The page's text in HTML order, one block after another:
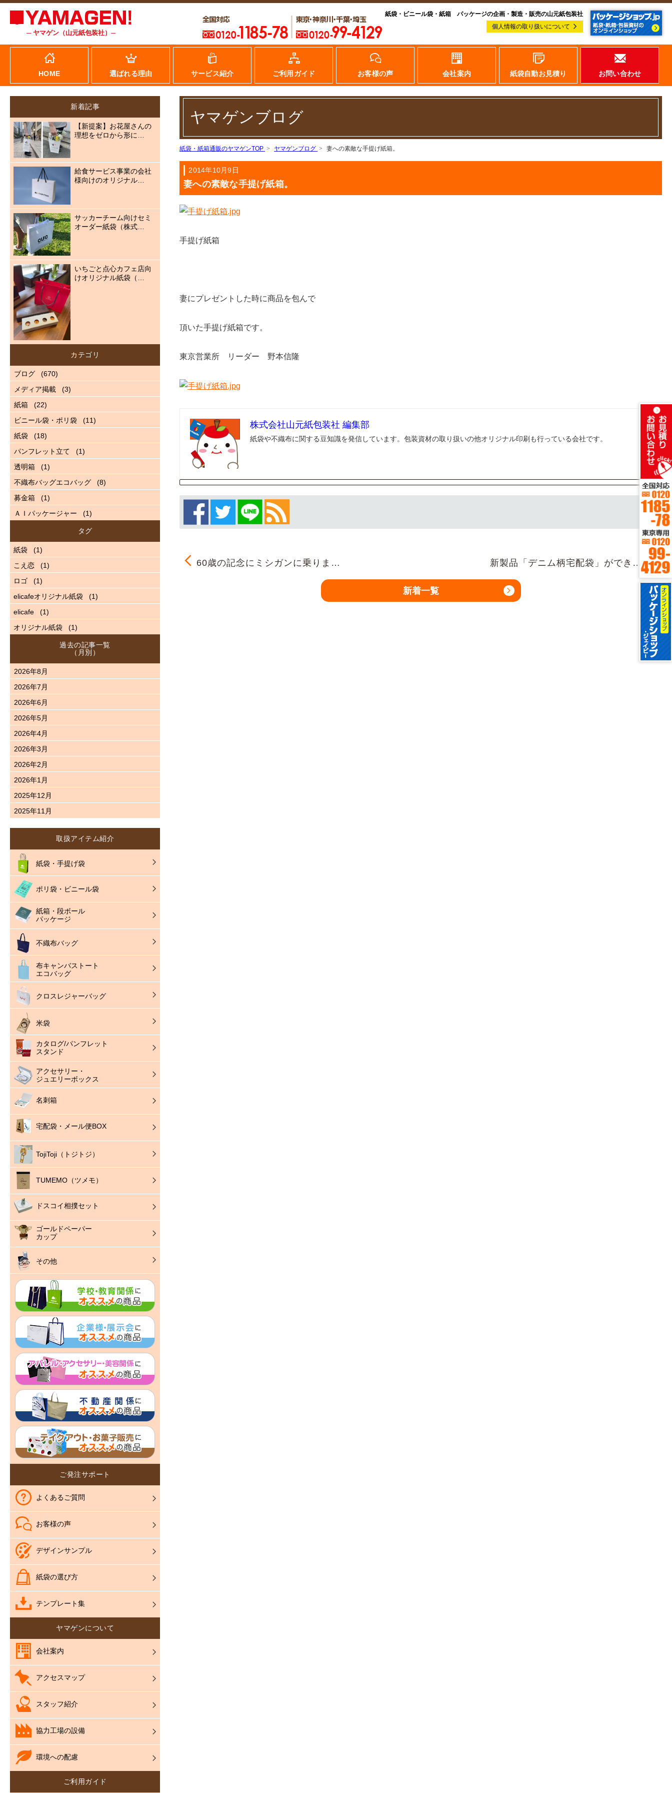
─ ヤマゲン（山元紙包装社）─
紙袋・ビニール袋・紙箱 パッケージの企画・製造・販売の山元紙包装社
個人情報の取り扱いについて
HOME 選ばれる理由 サービス紹介 ご利用ガイド お客様の声 会社案内 紙袋自動お見積り お問い合わせ
ヤマゲンブログ
紙袋・紙箱通販のヤマゲンTOP ヤマゲンブログ 妻への素敵な手提げ紙箱。
2014年10月9日
妻への素敵な手提げ紙箱。
手提げ紙箱
妻にプレゼントした時に商品を包んで
頂いた手提げ紙箱です。
東京営業所 リーダー 野本信隆
株式会社山元紙包装社 編集部
紙袋や不織布に関する豆知識を発信しています。包装資材の取り扱いの他オリジナル印刷も行っている会社です。
60歳の記念にミシガンに乗りま… 新製品「デニム柄宅配袋」ができ…
新着一覧
新着記事
【新提案】お花屋さんの
理想をゼロから形に…
給食サービス事業の会社
様向けのオリジナル…
サッカーチーム向けセミ
オーダー紙袋（株式…
いちごと点心カフェ店向
けオリジナル紙袋（…
カテゴリ
ブログ
(670)
メディア掲載
(3)
紙箱
(22)
ビニール袋・ポリ袋
(11)
紙袋
(18)
パンフレット立て
(1)
透明箱
(1)
不織布バッグエコバッグ
(8)
募金箱
(1)
ＡＩパッケージャー
(1)
タグ
紙袋
(1)
こえ恋
(1)
ロゴ
(1)
elicafeオリジナル紙袋
(1)
elicafe
(1)
オリジナル紙袋
(1)
過去の記事一覧
（月別）
2026年8月
2026年7月
2026年6月
2026年5月
2026年4月
2026年3月
2026年2月
2026年1月
2025年12月
2025年11月
取扱アイテム紹介
紙袋・手提げ袋
ポリ袋・ビニール袋
紙箱・段ボール
パッケージ
不織布バッグ
布キャンバストート
エコバッグ
クロスレジャーバッグ
米袋
カタログ/パンフレット
スタンド
アクセサリー・
ジュエリーボックス
名刺箱
宅配袋・メール便BOX
TojiToji（トジトジ）
TUMEMO（ツメモ）
ドスコイ相撲セット
ゴールドペーパー
カップ
その他
ご発注サポート
よくあるご質問
お客様の声
デザインサンプル
紙袋の選び方
テンプレート集
ヤマゲンについて
会社案内
アクセスマップ
スタッフ紹介
協力工場の設備
環境への配慮
ご利用ガイド